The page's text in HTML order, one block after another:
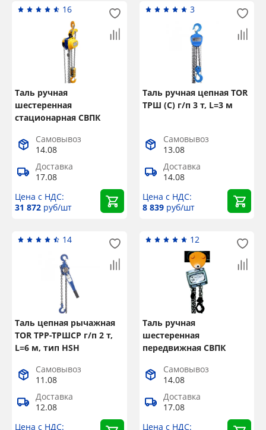
16
Таль ручная
шестеренная
стационарная СВПК
Самовывоз
14.08
Доставка
17.08
Цена с НДС:
31 872 руб/шт
3
Таль ручная цепная TOR
ТРШ (С) г/п 3 т, L=3 м
Самовывоз
13.08
Доставка
14.08
Цена с НДС:
8 839руб/шт
14
Таль цепная рычажная
TOR ТРР-ТРШСР г/п 2 т,
L=6 м, тип HSH
Самовывоз
11.08
Доставка
12.08
Цена с НДС:
12
Таль ручная
шестеренная
передвижная СВПК
Самовывоз
14.08
Доставка
17.08
Цена с НДС: